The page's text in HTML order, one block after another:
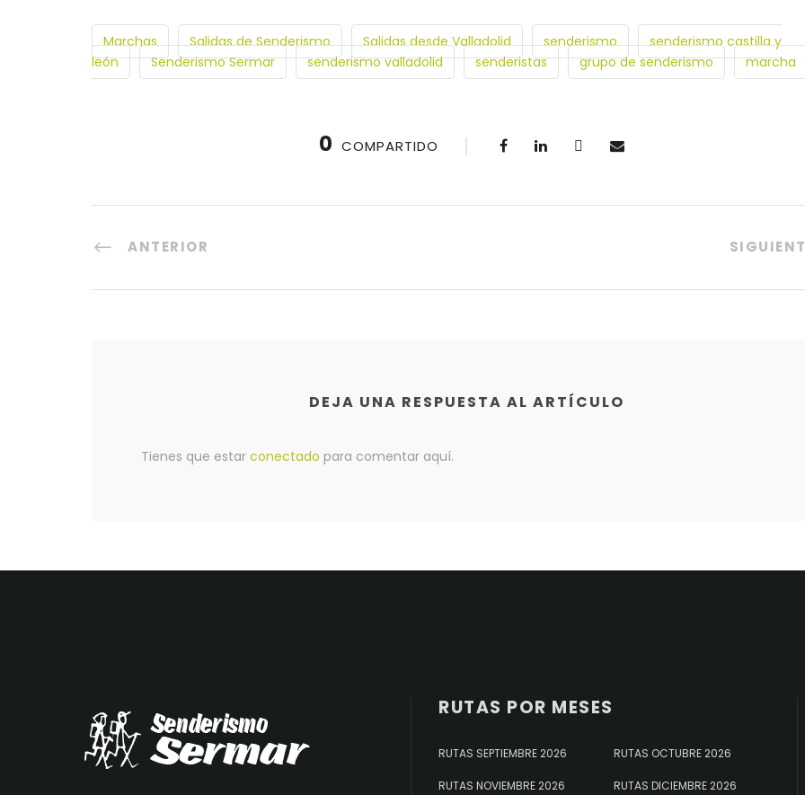
Marchas Salidas de Senderismo Salidas desde Valladolid senderismo
senderismo castilla y
león
Senderismo Sermar senderismo valladolid senderistas grupo de senderismo marcha
0 COMPARTIDO
ANTERIOR
DEJA UNA RESPUESTA AL ARTÍCULO
Tienes que estar conectado para comentar aquí.
RUTAS POR MESES
RUTAS SEPTIEMBRE 2026 RUTAS OCTUBRE 2026
RUTAS NOVIEMBRE 2026 RUTAS DICIEMBRE 2026